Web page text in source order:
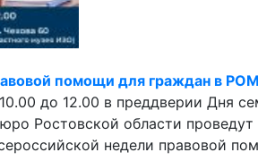
помощи для граждан в
до 12.00 в преддверии Дня
Ростовской области
недели правовой